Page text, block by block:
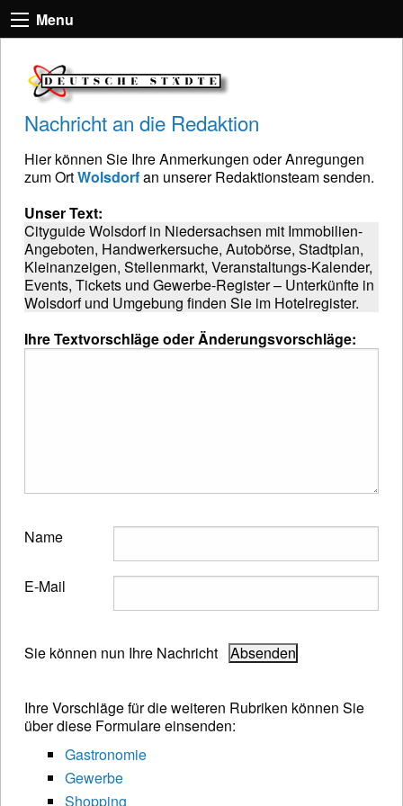
Menu
Nachricht an die Redaktion
Hier können Sie Ihre Anmerkungen oder Anregungen
zum OrtWolsdorfan unserer Redaktionsteam senden.
Unser Text:
Cityguide Wolsdorf in Niedersachsen mit Immobilien-
Angeboten, Handwerkersuche, Autobörse, Stadtplan,
Kleinanzeigen, Stellenmarkt, Veranstaltungs-Kalender,
Events, Tickets und Gewerbe-Register – Unterkünfte in
Wolsdorf und Umgebung finden Sie im Hotelregister.
Ihre Textvorschläge oder Änderungsvorschläge:
Name
E-Mail
Sie können nun Ihre Nachricht
Ihre Vorschläge für die weiteren Rubriken können Sie
über diese Formulare einsenden:
Gastronomie
Gewerbe
Shopping